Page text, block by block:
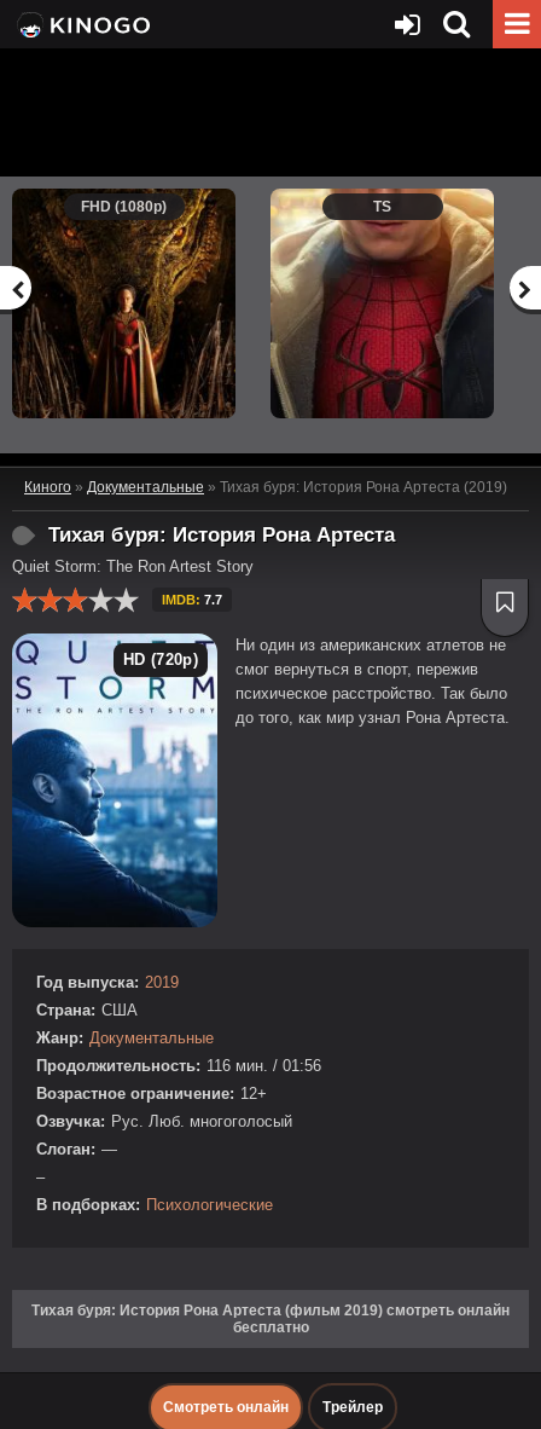
FHD (1080p) TS
Киного » Документальные » Тихая буря: История Рона Артеста (2019)
Тихая буря: История Рона Артеста
Quiet Storm: The Ron Artest Story
IMDB: 7.7
HD (720p)
Ни один из американских атлетов не
смог вернуться в спорт, пережив
психическое расстройство. Так было
до того, как мир узнал Рона Артеста.
Год выпуска: 2019
Страна: США
Жанр: Документальные
Продолжительность: 116 мин. / 01:56
Возрастное ограничение: 12+
Озвучка: Рус. Люб. многоголосый
Слоган: —
–
В подборках: Психологические
Тихая буря: История Рона Артеста (фильм 2019) смотреть онлайн
бесплатно
Смотреть онлайн Трейлер